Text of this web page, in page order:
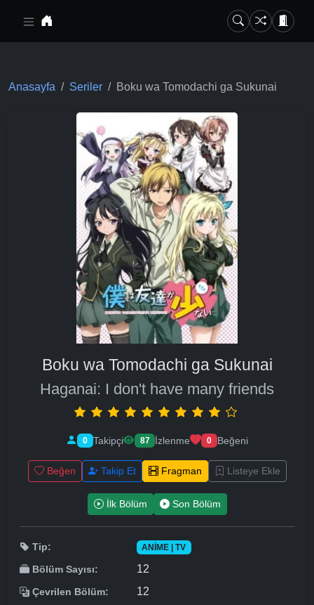
Anasayfa Seriler Boku wa Tomodachi ga Sukunai
Boku wa Tomodachi ga Sukunai
Haganai: I don't have many friends
0 Takipçi 87 İzlenme 0 Beğeni
Beğen Takip Et Fragman Listeye Ekle
İlk Bölüm Son Bölüm
Tip: ANIME | TV
Bölüm Sayısı: 12
Çevrilen Bölüm: 12